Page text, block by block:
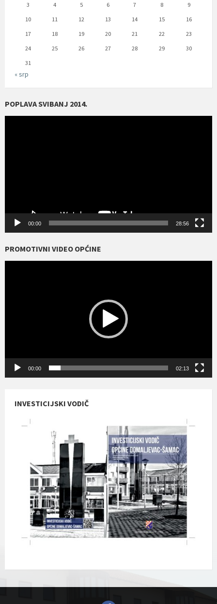
3
4 5 6 7 8
9
10
11 12 13 14 15
16
17
18 19 20 21 22
23
24
25 26 27 28 29
30
31
« srp
POPLAVA SVIBANJ 2014.
00:00 28:56
PROMOTIVNI VIDEO OPĆINE
00:00 02:13
INVESTICIJSKI VODIČ